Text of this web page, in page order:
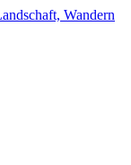
Wandern